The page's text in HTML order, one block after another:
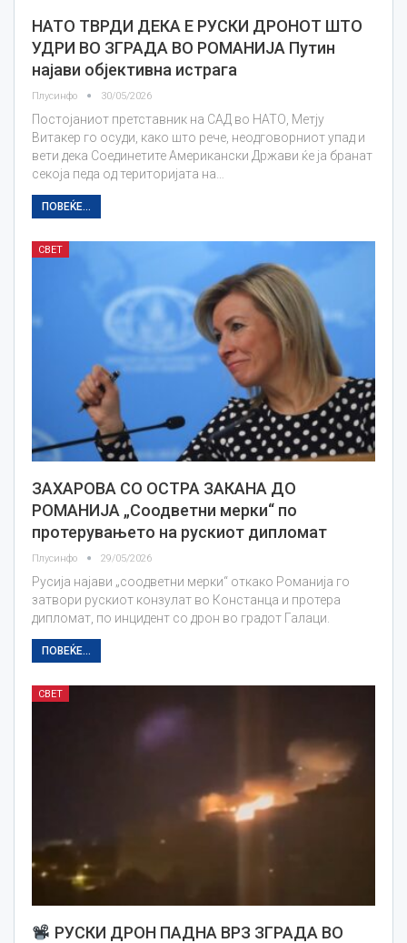
НАТО ТВРДИ ДЕКА Е РУСКИ ДРОНОТ ШТО
УДРИ ВО ЗГРАДА ВО РОМАНИЈА Путин
најави објективна истрага
Плусинфо 30/05/2026
Постојаниот претставник на САД во НАТО, Метју
Витакер го осуди, како што рече, неодговорниот упад и
вети дека Соединетите Американски Држави ќе ја бранат
секоја педа од територијата на…
ПОВЕЌЕ...
СВЕТ
ЗАХАРОВА СО ОСТРА ЗАКАНА ДО
РОМАНИЈА „Соодветни мерки“ по
протерувањето на рускиот дипломат
Плусинфо 29/05/2026
Русија најави „соодветни мерки“ откако Романија го
затвори рускиот конзулат во Констанца и протера
дипломат, по инцидент со дрон во градот Галаци.
ПОВЕЌЕ...
СВЕТ
РУСКИ ДРОН ПАДНА ВРЗ ЗГРАДА ВО